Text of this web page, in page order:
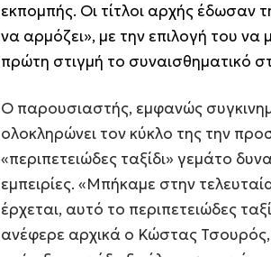
εκπομπής. Οι τίτλοι αρχής έδωσαν
να αρμόζει», με την επιλογή του
πρώτη στιγμή το συναισθηματικό
Ο παρουσιαστής, εμφανώς
ολοκληρώνει τον κύκλο της την
«περιπετειώδες ταξίδι» γεμάτο
εμπειρίες. «Μπήκαμε στην
έρχεται, αυτό το περιπετειώδες
ανέφερε αρχικά ο Κώστας Τσουρός,